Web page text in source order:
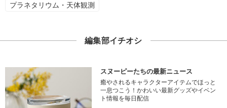
プラネタリウム・天体観測
編集部イチオシ
スヌーピーたちの最新ニュース
癒やされるキャラクターアイテムでほっと
一息つこう！かわいい最新グッズやイベン
ト情報を毎日配信